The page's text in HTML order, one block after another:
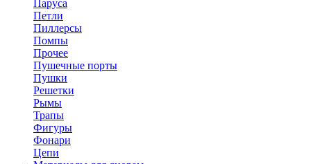
Паруса
Петли
Пиллерсы
Помпы
Прочее
Пушечные порты
Пушки
Решетки
Рымы
Трапы
Фигуры
Фонари
Цепи